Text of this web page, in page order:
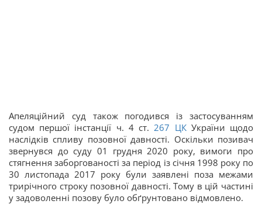
Апеляційний суд також погодився із застосуванням
судом першої інстанції ч. 4 ст. 267 ЦКУкраїни щодо
наслідків спливу позовної давності. Оскільки позивач
звернувся до суду 01 грудня 2020 року, вимоги про
стягнення заборгованості за період із січня 1998 року по
30 листопада 2017 року були заявлені поза межами
трирічного строку позовної давності. Тому в цій частині
у задоволенні позову було обґрунтовано відмовлено.